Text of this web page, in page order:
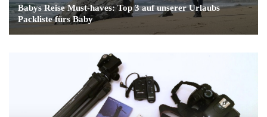
Babys Reise Must-haves: Top 3 auf unserer Urlaubs
Packliste fürs Baby